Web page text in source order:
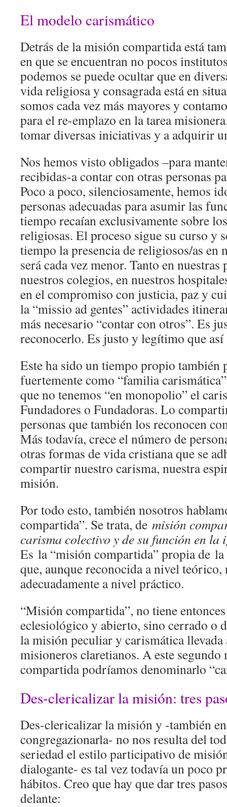
El modelo carismático
Detrás de la misión compartida está
en que se encuentran no pocos
podemos se puede ocultar que en
vida religiosa y consagrada está en
somos cada vez más mayores y
para el re-emplazo en la tarea
tomar diversas iniciativas y a adquirir
Nos hemos visto obligados –para
recibidas-a contar con otras personas
Poco a poco, silenciosamente, hemos
personas adecuadas para asumir las
tiempo recaían exclusivamente sobre
religiosas. El proceso sigue su curso y
tiempo la presencia de religiosos/as en
será cada vez menor. Tanto en
nuestros colegios, en nuestros
en el compromiso con justicia, paz y
la “missio ad gentes” actividades
más necesario “contar con otros”. Es
reconocerlo. Es justo y legítimo que así
Este ha sido un tiempo propio también
fuertemente como “familia
que no tenemos “en monopolio” el
Fundadores o Fundadoras. Lo
personas que también los reconocen
Más todavía, crece el número de
otras formas de vida cristiana que se
compartir nuestro carisma, nuestra
misión.
Por todo esto, también nosotros
compartida”. Se trata, de misión
carisma colectivo y de su función en la
Es la “misión compartida” propia de
que, aunque reconocida a nivel
adecuadamente a nivel práctico.
“Misión compartida”, no tiene
eclesiológico y abierto, sino cerrado o
la misión peculiar y carismática llevada
misioneros claretianos. A este
compartida podríamos denominarlo
Des-clericalizar la misión: tres
Des-clericalizar la misión y -también
congregazionarla- no nos resulta del
seriedad el estilo participativo de
dialogante- es tal vez todavía un poco
hábitos. Creo que hay que dar tres
delante: